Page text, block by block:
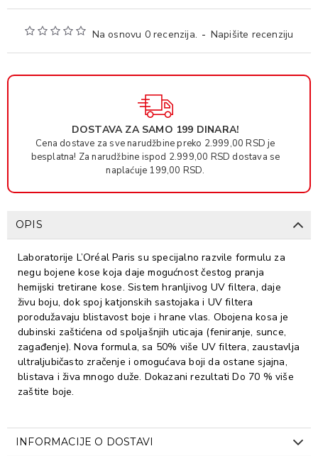
Na osnovu 0 recenzija. - Napišite recenziju
DOSTAVA ZA SAMO 199 DINARA!
Cena dostave za sve narudžbine preko 2.999,00 RSD je
besplatna! Za narudžbine ispod 2.999,00 RSD dostava se
naplaćuje 199,00 RSD.
OPIS
Laboratorije L’Oréal Paris su specijalno razvile formulu za
negu bojene kose koja daje mogućnost čestog pranja
hemijski tretirane kose. Sistem hranljivog UV filtera, daje
živu boju, dok spoj katjonskih sastojaka i UV filtera
porodužavaju blistavost boje i hrane vlas. Obojena kosa je
dubinski zaštićena od spoljašnjih uticaja (feniranje, sunce,
zagađenje). Nova formula, sa 50% više UV filtera, zaustavlja
ultraljubičasto zračenje i omogućava boji da ostane sjajna,
blistava i živa mnogo duže. Dokazani rezultati Do 70 % više
zaštite boje.
INFORMACIJE O DOSTAVI